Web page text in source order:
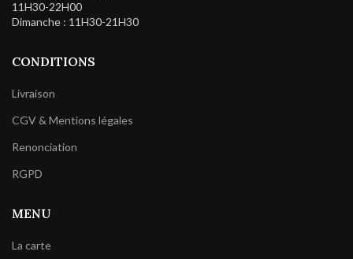
11H30-22H00
Dimanche : 11H30-21H30
CONDITIONS
Livraison
CGV & Mentions légales
Renonciation
RGPD
MENU
La carte